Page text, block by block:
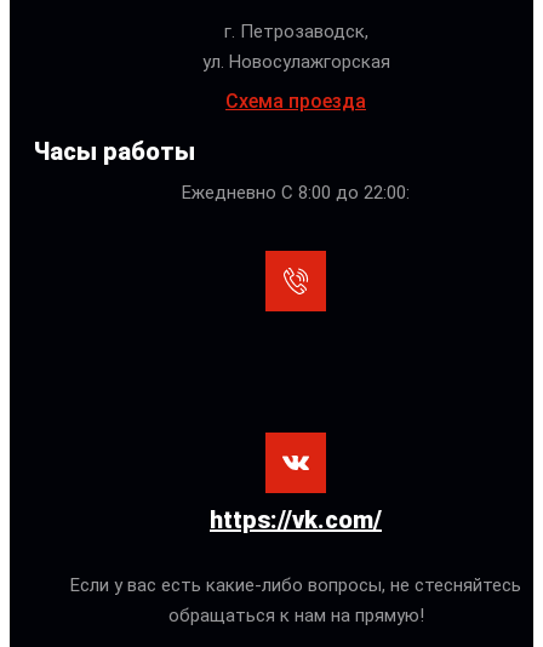
г. Петрозаводск,
ул. Новосулажгорская
Схема проезда
Часы работы
Ежедневно С 8:00 до 22:00:
https://vk.com/
Если у вас есть какие-либо вопросы, не стесняйтесь
обращаться к нам на прямую!